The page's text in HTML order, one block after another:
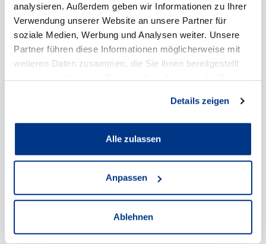
analysieren. Außerdem geben wir Informationen zu Ihrer
Verwendung unserer Website an unsere Partner für
soziale Medien, Werbung und Analysen weiter. Unsere
Partner führen diese Informationen möglicherweise mit
weiteren Daten zusammen, die Sie ihnen bereitgestellt
Details zeigen
Alle zulassen
Anpassen
Ablehnen
Skoda Kamiq Monte Carlo 1,5 TSI DSG
AHK ACC Kamera SHZ
5 km
Barpreis inkl. MwSt.
29.403,00 €netto
Kraftstoffverbrauch*kombiniert: 5,7 l/100km